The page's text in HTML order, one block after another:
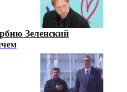
Зеленский